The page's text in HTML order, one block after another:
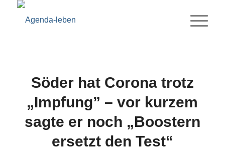
Söder hat Corona trotz
„Impfung” – vor kurzem
sagte er noch „Boostern
ersetzt den Test“